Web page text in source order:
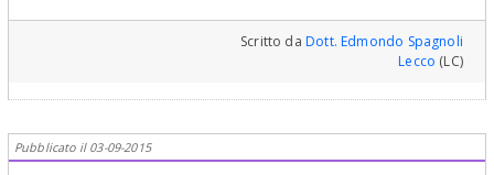
Scritto daDott. Edmondo Spagnoli
Lecco (LC)
Pubblicato il 03-09-2015